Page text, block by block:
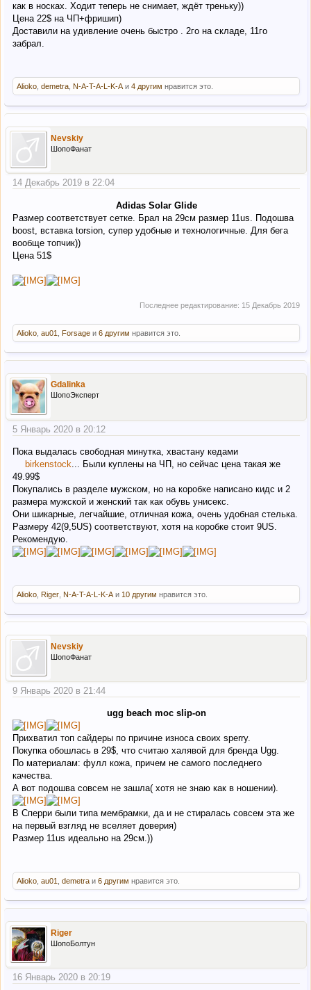
как в носках. Ходит теперь не снимает, ждёт треньку))
Цена 22$ на ЧП+фришип)
Доставили на удивление очень быстро . 2го на складе, 11го
забрал.
Alioko demetra N-A-T-A-L-K-A и 4 другим нравится это.
Nevskiy
ШопоФанат
14 Декабрь 2019 в 22:04
Adidas Solar Glide
Размер соответствует сетке. Брал на 29см размер 11us. Подошва
boost, вставка torsion, супер удобные и технологичные. Для бега
вообще топчик))
Цена 51$
Последнее редактирование: 15 Декабрь 2019
Alioko au01 Forsage и 6 другим нравится это.
Gdalinka
ШопоЭксперт
5 Январь 2020 в 20:12
Пока выдалась свободная минутка, хвастану кедами
birkenstock... Были куплены на ЧП, но сейчас цена такая же
49.99$
Покупались в разделе мужском, но на коробке написано кидс и 2
размера мужской и женский так как обувь унисекс.
Они шикарные, легчайшие, отличная кожа, очень удобная стелька.
Размеру 42(9,5US) соответствуют, хотя на коробке стоит 9US.
Рекомендую.
Alioko Riger N-A-T-A-L-K-A и 10 другим нравится это.
Nevskiy
ШопоФанат
9 Январь 2020 в 21:44
ugg beach moc slip-on
Прихватил топ сайдеры по причине износа своих sperry.
Покупка обошлась в 29$, что считаю халявой для бренда Ugg.
По материалам: фулл кожа, причем не самого последнего
качества.
А вот подошва совсем не зашла( хотя не знаю как в ношении).
В Сперри были типа мембрамки, да и не стиралась совсем эта же
на первый взгляд не вселяет доверия)
Размер 11us идеально на 29см.))
Alioko, au01, demetra и 6 другим нравится это.
Riger
ШопоБолтун
16 Январь 2020 в 20:19